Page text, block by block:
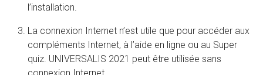
l’installation.
La connexion Internet n’est utile que pour accéder aux
compléments Internet, à l’aide en ligne ou au Super
quiz. UNIVERSALIS 2021 peut être utilisée sans